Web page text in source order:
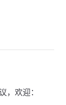
，欢迎：